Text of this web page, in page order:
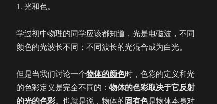
1. 光和色。
学过初中物理的同学应该都知道，光是电磁波，不同
颜色的光波长不同；不同波长的光混合成为白光。
但是当我们讨论一个物体的颜色时，色彩的定义和光
的色彩定义是完全不同的：物体的色彩取决于它反射
的光的色彩。也就是说，物体的固有色是物体本身对